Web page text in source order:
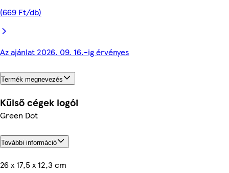
(669 Ft/db)
Az ajánlat 2026. 09. 16.-ig érvényes
Termék megnevezés
Külső cégek logói
Green Dot
További információ
26 x 17,5 x 12,3 cm